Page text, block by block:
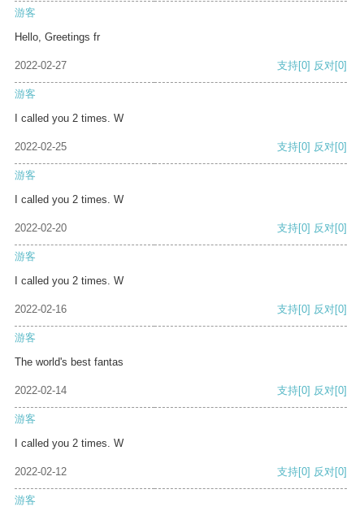
游客
Hello, Greetings fr
2022-02-27 支持[0] 反对[0]
游客
I called you 2 times. W
2022-02-25 支持[0] 反对[0]
游客
I called you 2 times. W
2022-02-20 支持[0] 反对[0]
游客
I called you 2 times. W
2022-02-16 支持[0] 反对[0]
游客
The world's best fantas
2022-02-14 支持[0] 反对[0]
游客
I called you 2 times. W
2022-02-12 支持[0] 反对[0]
游客